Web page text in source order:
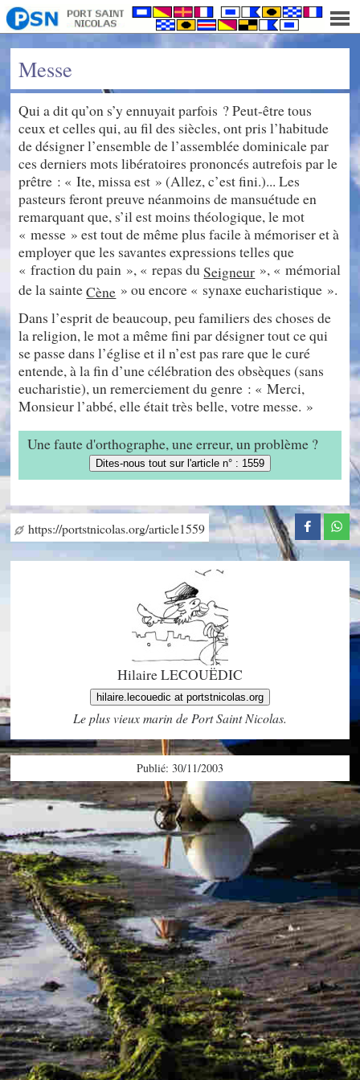
Messe
Qui a dit qu’on s’y ennuyait parfois ? Peut-être tous
ceux et celles qui, au fil des siècles, ont pris l’habitude
de désigner l’ensemble de l’assemblée dominicale par
ces derniers mots libératoires prononcés autrefois par le
prêtre : « Ite, missa est » (Allez, c’est fini.)... Les
pasteurs feront preuve néanmoins de mansuétude en
remarquant que, s’il est moins théologique, le mot
« messe » est tout de même plus facile à mémoriser et à
employer que les savantes expressions telles que
« fraction du pain », « repas duSeigneur », « mémorial
de la sainteCène » ou encore « synaxe eucharistique ».
Dans l’esprit de beaucoup, peu familiers des choses de
la religion, le mot a même fini par désigner tout ce qui
se passe dans l’église et il n’est pas rare que le curé
entende, à la fin d’une célébration des obsèques (sans
eucharistie), un remerciement du genre : « Merci,
Monsieur l’abbé, elle était très belle, votre messe. »
Une faute d'orthographe, une erreur, un problème ?
Dites-nous tout sur l'article n° : 1559
https://portstnicolas.org/article1559
Hilaire LECOUËDIC
hilaire.lecouedic at portstnicolas.org
Le plus vieux marin de Port Saint Nicolas.
Publié: 30/11/2003